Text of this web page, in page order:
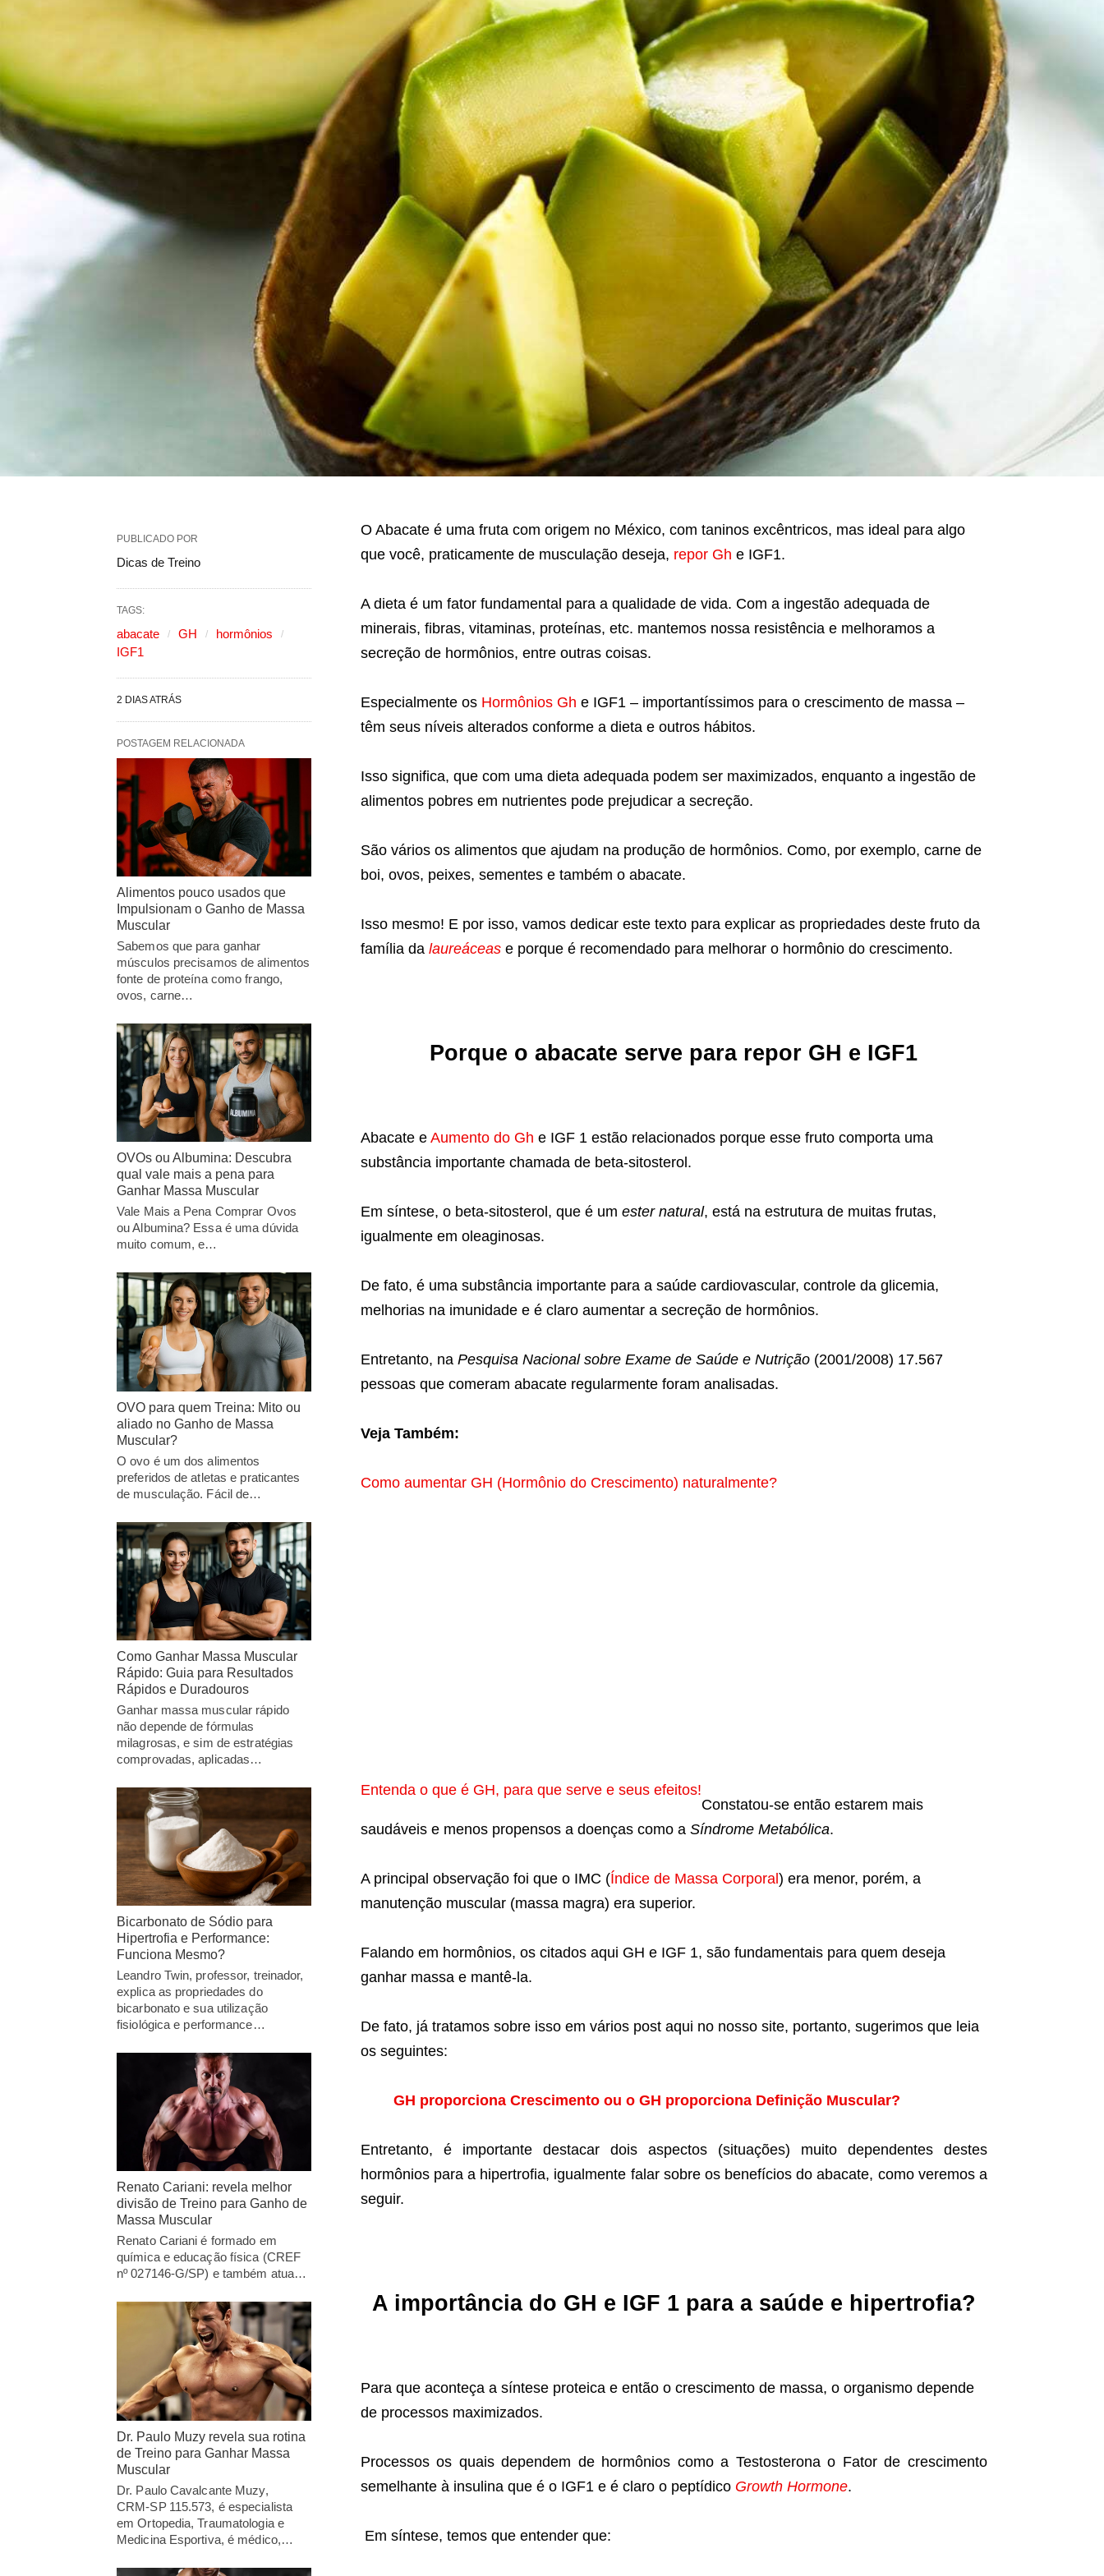
O Abacate é uma fruta com origem no México, com taninos excêntricos, mas ideal para algo
que você, praticamente de musculação deseja, repor Gh e IGF1.
A dieta é um fator fundamental para a qualidade de vida. Com a ingestão adequada de
minerais, fibras, vitaminas, proteínas, etc. mantemos nossa resistência e melhoramos a
secreção de hormônios, entre outras coisas.
Especialmente os Hormônios Gh e IGF1 – importantíssimos para o crescimento de massa –
têm seus níveis alterados conforme a dieta e outros hábitos.
Isso significa, que com uma dieta adequada podem ser maximizados, enquanto a ingestão de
alimentos pobres em nutrientes pode prejudicar a secreção.
São vários os alimentos que ajudam na produção de hormônios. Como, por exemplo, carne de
boi, ovos, peixes, sementes e também o abacate.
Isso mesmo! E por isso, vamos dedicar este texto para explicar as propriedades deste fruto da
família da laureácease porque é recomendado para melhorar o hormônio do crescimento.
Porque o abacate serve para repor GH e IGF1
Abacate e Aumento do Gh e IGF 1 estão relacionados porque esse fruto comporta uma
substância importante chamada de beta-sitosterol.
Em síntese, o beta-sitosterol, que é um ester natural, está na estrutura de muitas frutas,
igualmente em oleaginosas.
De fato, é uma substância importante para a saúde cardiovascular, controle da glicemia,
melhorias na imunidade e é claro aumentar a secreção de hormônios.
Entretanto, na Pesquisa Nacional sobre Exame de Saúde e Nutrição(2001/2008) 17.567
pessoas que comeram abacate regularmente foram analisadas.
Veja Também:
Como aumentar GH (Hormônio do Crescimento) naturalmente?
Entenda o que é GH, para que serve e seus efeitos!
Constatou-se então estarem mais
saudáveis e menos propensos a doenças como a Síndrome Metabólica.
A principal observação foi que o IMC (Índice de Massa Corporal ) era menor, porém, a
manutenção muscular (massa magra) era superior.
Falando em hormônios, os citados aqui GH e IGF 1, são fundamentais para quem deseja
ganhar massa e mantê-la.
De fato, já tratamos sobre isso em vários post aqui no nosso site, portanto, sugerimos que leia
os seguintes:
GH proporciona Crescimento ou o GH proporciona Definição Muscular?
Entretanto, é importante destacar dois aspectos (situações) muito dependentes destes
hormônios para a hipertrofia, igualmente falar sobre os benefícios do abacate, como veremos a
seguir.
A importância do GH e IGF 1 para a saúde e hipertrofia?
Para que aconteça a síntese proteica e então o crescimento de massa, o organismo depende
de processos maximizados.
Processos os quais dependem de hormônios como a Testosterona o Fator de crescimento
semelhante à insulina que é o IGF1 e é claro o peptídico Growth Hormone.
Em síntese, temos que entender que:
PUBLICADO POR
Dicas de Treino
TAGS:
abacate GH
hormônios
IGF1
2 DIAS ATRÁS
POSTAGEM RELACIONADA
Alimentos pouco usados que
Impulsionam o Ganho de Massa
Muscular
Sabemos que para ganhar
músculos precisamos de alimentos
fonte de proteína como frango,
ovos, carne…
OVOs ou Albumina: Descubra
qual vale mais a pena para
Ganhar Massa Muscular
Vale Mais a Pena Comprar Ovos
ou Albumina? Essa é uma dúvida
muito comum, e…
OVO para quem Treina: Mito ou
aliado no Ganho de Massa
Muscular?
O ovo é um dos alimentos
preferidos de atletas e praticantes
de musculação. Fácil de…
Como Ganhar Massa Muscular
Rápido: Guia para Resultados
Rápidos e Duradouros
Ganhar massa muscular rápido
não depende de fórmulas
milagrosas, e sim de estratégias
comprovadas, aplicadas…
Bicarbonato de Sódio para
Hipertrofia e Performance:
Funciona Mesmo?
Leandro Twin, professor, treinador,
explica as propriedades do
bicarbonato e sua utilização
fisiológica e performance…
Renato Cariani: revela melhor
divisão de Treino para Ganho de
Massa Muscular
Renato Cariani é formado em
química e educação física (CREF
nº 027146-G/SP) e também atua…
Dr. Paulo Muzy revela sua rotina
de Treino para Ganhar Massa
Muscular
Dr. Paulo Cavalcante Muzy,
CRM‑SP 115.573, é especialista
em Ortopedia, Traumatologia e
Medicina Esportiva, é médico,…